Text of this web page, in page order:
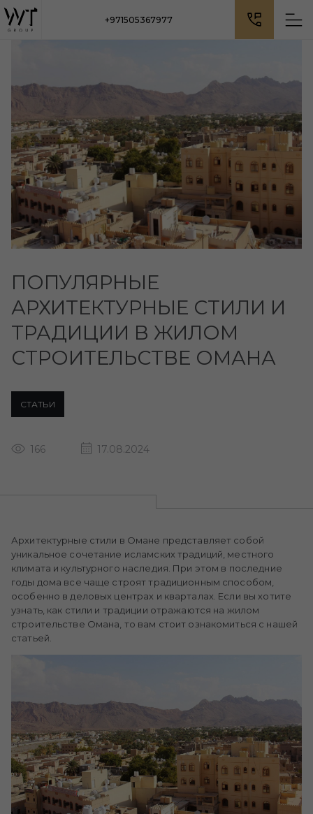
+971505367977
ПОПУЛЯРНЫЕ
АРХИТЕКТУРНЫЕ СТИЛИ И
ТРАДИЦИИ В ЖИЛОМ
СТРОИТЕЛЬСТВЕ ОМАНА
СТАТЬИ
166 17.08.2024
Архитектурные стили в Омане представляет собой
уникальное сочетание исламских традиций, местного
климата и культурного наследия. При этом в последние
годы дома все чаще строят традиционным способом,
особенно в деловых центрах и кварталах. Если вы хотите
узнать, как стили и традиции отражаются на жилом
строительстве Омана, то вам стоит ознакомиться с нашей
статьей.